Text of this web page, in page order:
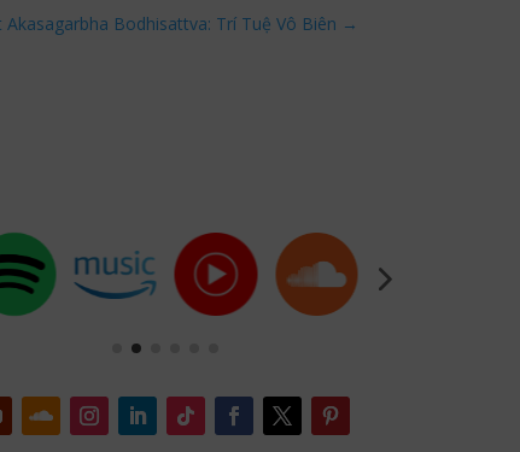
Bodhisattva: Trí Tuệ Vô Biên →